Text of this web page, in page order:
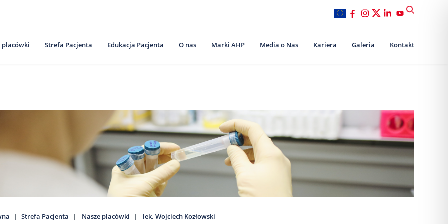
placówki Strefa Pacjenta Edukacja Pacjenta O nas Marki AHP Media o Nas Kariera Galeria Kontakt
Strefa Pacjenta Nasze placówki lek. Wojciech Kozłowski